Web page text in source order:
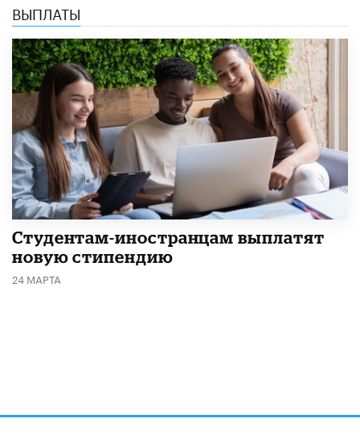
ВЫПЛАТЫ
Студентам-иностранцам выплатят
новую стипендию
24 МАРТА